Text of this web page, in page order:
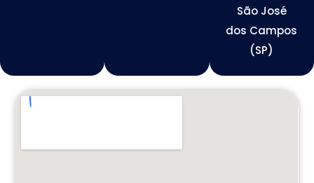
São José
dos Campos
(SP)